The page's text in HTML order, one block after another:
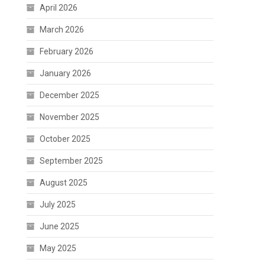
April 2026
March 2026
February 2026
January 2026
December 2025
November 2025
October 2025
September 2025
August 2025
July 2025
June 2025
May 2025